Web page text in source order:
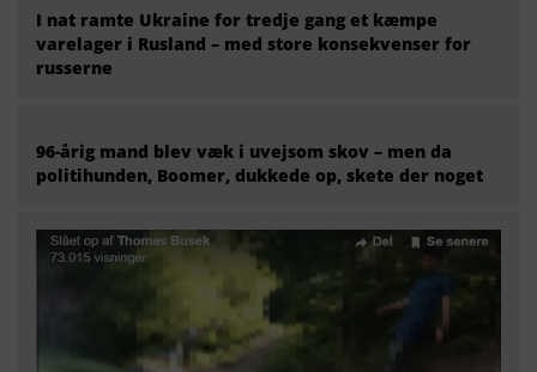
I nat ramte Ukraine for tredje gang et kæmpe
varelager i Rusland – med store konsekvenser for
russerne
96-årig mand blev væk i uvejsom skov – men da
politihunden, Boomer, dukkede op, skete der noget